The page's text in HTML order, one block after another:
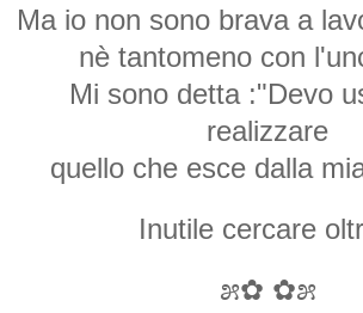
Ma io non sono brava a
nè tantomeno con
Mi sono detta :"Devo
realizzare
quello che esce dalla
Inutile cercare
೫✿ ✿೫